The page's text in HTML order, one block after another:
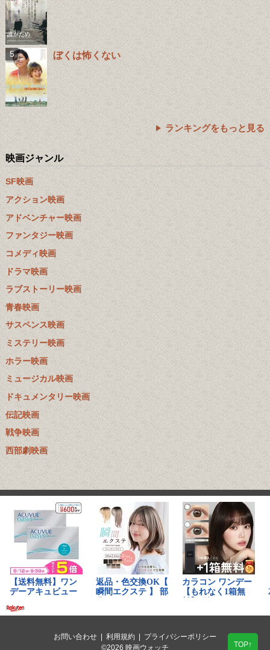
ぼくは怖くない
ランキングをもっと見る
映画ジャンル
SF映画
アクション映画
アドベンチャー映画
ファンタジー映画
コメディ映画
ドラマ映画
ラブストーリー映画
青春映画
サスペンス映画
ミステリー映画
ホラー映画
ミュージカル映画
ドキュメンタリー映画
伝記映画
戦争映画
西部劇映画
お問い合わせ | 利用規約 | プライバシーポリシー
©2026 映画ウォッチ
TOP↑